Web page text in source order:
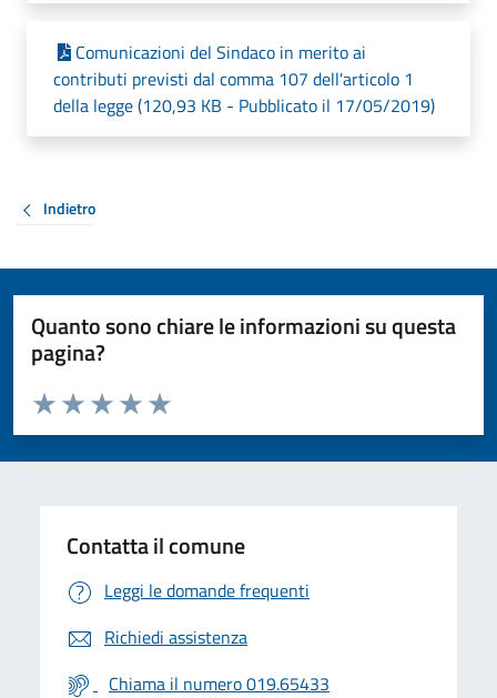
Comunicazioni del Sindaco in merito ai
contributi previsti dal comma 107 dell'articolo 1
della legge (120,93 KB - Pubblicato il 17/05/2019)
Indietro
Quanto sono chiare le informazioni su questa
pagina?
Valuta da 1 a 5 stelle la pagina
Valuta 5 stelle su 5
Valuta 4 stelle su 5
Valuta 3 stelle su 5
Valuta 2 stelle su 5
Valuta 1 stelle su 5
Contatta il comune
Leggi le domande frequenti
Richiedi assistenza
Chiama il numero 019.65433